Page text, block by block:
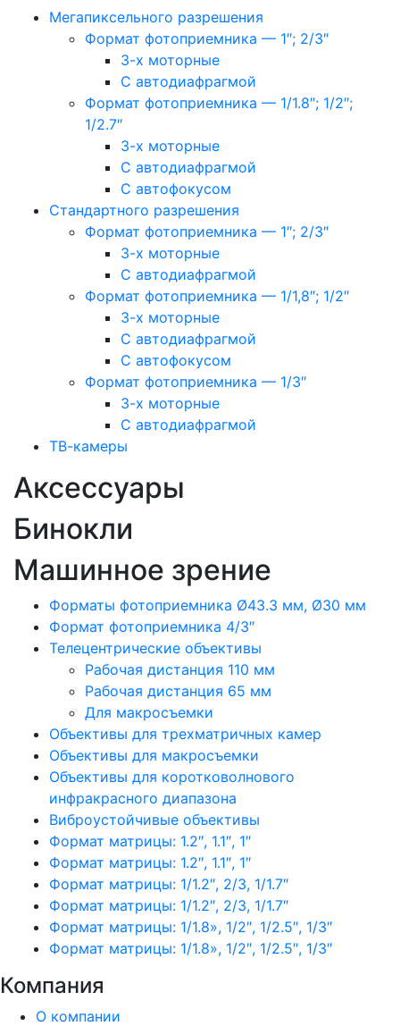
Мегапиксельного разрешения
Формат фотоприемника — 1″; 2/3″
3-х моторные
С автодиафрагмой
Формат фотоприемника — 1/1.8″; 1/2″;
1/2.7″
3-х моторные
С автодиафрагмой
С автофокусом
Стандартного разрешения
Формат фотоприемника — 1″; 2/3″
3-х моторные
С автодиафрагмой
Формат фотоприемника — 1/1,8″; 1/2″
3-х моторные
С автодиафрагмой
С автофокусом
Формат фотоприемника — 1/3″
3-х моторные
С автодиафрагмой
ТВ-камеры
Аксессуары
Бинокли
Машинное зрение
Форматы фотоприемника Ø43.3 мм, Ø30 мм
Формат фотоприемника 4/3″
Телецентрические объективы
Рабочая дистанция 110 мм
Рабочая дистанция 65 мм
Для макросъемки
Объективы для трехматричных камер
Объективы для макросъемки
Объективы для коротковолнового
инфракрасного диапазона
Виброустойчивые объективы
Формат матрицы: 1.2″, 1.1″, 1″
Формат матрицы: 1.2″, 1.1″, 1″
Формат матрицы: 1/1.2″, 2/3, 1/1.7″
Формат матрицы: 1/1.2″, 2/3, 1/1.7″
Формат матрицы: 1/1.8», 1/2″, 1/2.5″, 1/3″
Формат матрицы: 1/1.8», 1/2″, 1/2.5″, 1/3″
Компания
О компании